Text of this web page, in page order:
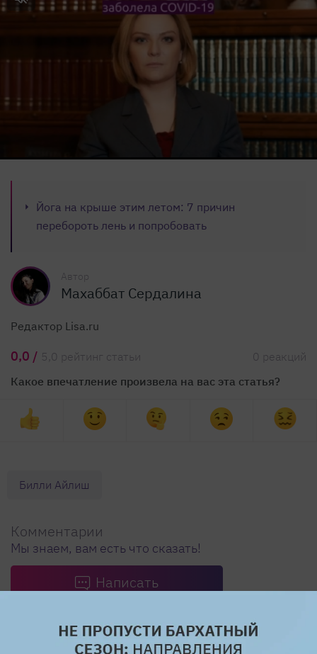
Йога на крыше этим летом: 7 причин
перебороть лень и попробовать
Автор
Махаббат Сердалина
Редактор Lisa.ru
0,0 / 5,0 рейтинг статьи
0 реакций
Какое впечатление произвела на вас эта статья?
Билли Айлиш
Комментарии
Мы знаем, вам есть что сказать!
Написать
Поделиться ссылкой